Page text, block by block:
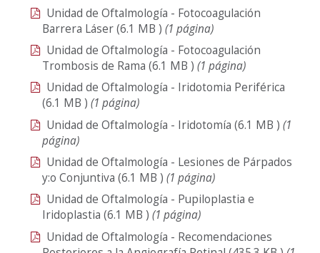
Unidad de Oftalmología - Fotocoagulación
Barrera Láser(6.1 MB ) (1 página)
Unidad de Oftalmología - Fotocoagulación
Trombosis de Rama (6.1 MB ) (1 página)
Unidad de Oftalmología - Iridotomia Periférica
(6.1 MB ) (1 página)
Unidad de Oftalmología - Iridotomía (6.1 MB ) (1
página)
Unidad de Oftalmología - Lesiones de Párpados
y:o Conjuntiva (6.1 MB ) (1 página)
Unidad de Oftalmología - Pupiloplastia e
Iridoplastia (6.1 MB ) (1 página)
Unidad de Oftalmología - Recomendaciones